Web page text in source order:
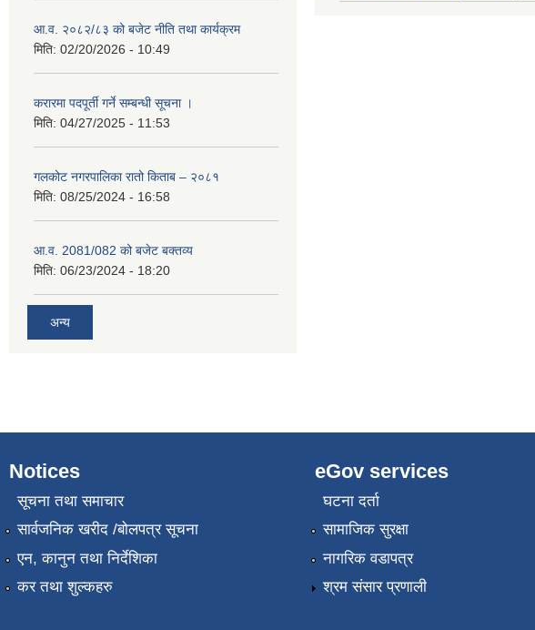
आ.व. २०८२/८३ को बजेट नीति तथा कार्यक्रम
मिति: 02/20/2026 - 10:49
करारमा पदपूर्ती गर्ने सम्बन्धी सूचना ।
मिति: 04/27/2025 - 11:53
गलकोट नगरपालिका रातो किताब – २०८१
मिति: 08/25/2024 - 16:58
आ.व. 2081/082 को बजेट बक्तव्य
मिति: 06/23/2024 - 18:20
अन्य
Notices
सूचना तथा समाचार
सार्वजनिक खरीद /बोलपत्र सूचना
एन, कानुन तथा निर्देशिका
कर तथा शुल्कहरु
eGov services
घटना दर्ता
सामाजिक सुरक्षा
नागरिक वडापत्र
श्रम संसार प्रणाली